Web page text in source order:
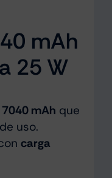
mAh
25 W
mAh que
uso.
carga